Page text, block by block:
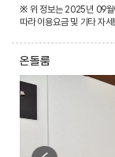
※ 위 정보는 2025년 09월
따라 이용요금 및 기타 자
온돌룸